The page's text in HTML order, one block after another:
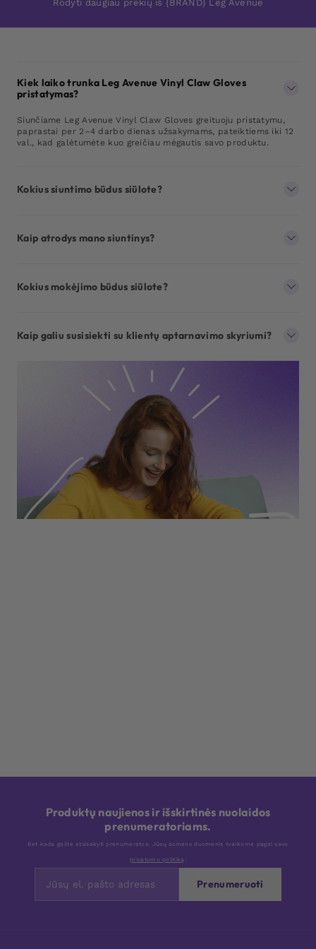
Rodyti daugiau prekių iš {BRAND} Leg Avenue
Kiek laiko trunka Leg Avenue Vinyl Claw Gloves
pristatymas?
Siunčiame Leg Avenue Vinyl Claw Gloves greituoju pristatymu,
paprastai per 2–4 darbo dienas užsakymams, pateiktiems iki 12
val., kad galėtumėte kuo greičiau mėgautis savo produktu.
Kokius siuntimo būdus siūlote?
Kaip atrodys mano siuntinys?
Kokius mokėjimo būdus siūlote?
Kaip galiu susisiekti su klientų aptarnavimo skyriumi?
Produktų naujienos ir išskirtinės nuolaidos
prenumeratoriams.
Bet kada galite atsisakyti prenumeratos. Jūsų asmens duomenis tvarkome pagal savo
privatumo politiką .
Prenumeruoti